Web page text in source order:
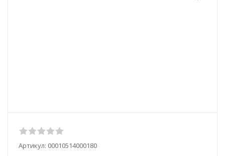
Артикул: 00010514000180